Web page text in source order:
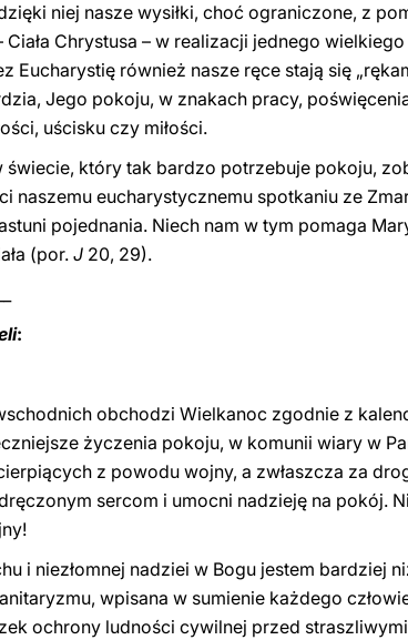
niej nasze wysiłki, choć ograniczone, z
Ciała Chrystusa – w realizacji jednego
Eucharystię również nasze ręce stają się
Jego pokoju, w znakach pracy,
uścisku czy miłości.
świecie, który tak bardzo potrzebuje pokoju,
naszemu eucharystycznemu spotkaniu ze
pojednania. Niech nam w tym pomaga
(por. J 20, 29).
:
obchodzi Wielkanoc zgodnie z
życzenia pokoju, w komunii wiary w
z powodu wojny, a zwłaszcza za
sercom i umocni nadzieję na pokój.
i niezłomnej nadziei w Bogu jestem bardziej
wpisana w sumienie każdego
ochrony ludności cywilnej przed